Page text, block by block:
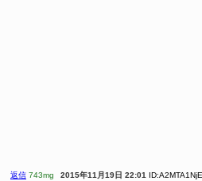
返信 743mg 2015年11月19日 22:01 ID:A2MTA1NjE